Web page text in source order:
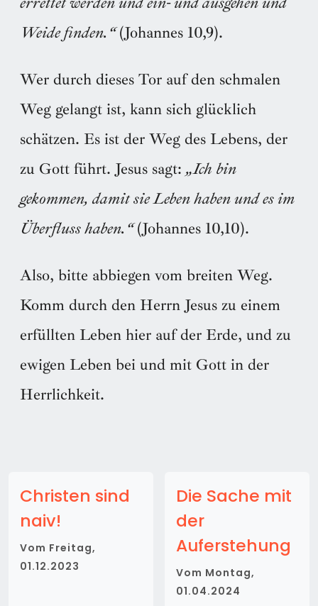
Weide finden.“(Johannes 10,9).
Wer durch dieses Tor auf den schmalen
Weg gelangt ist, kann sich glücklich
schätzen. Es ist der Weg des Lebens, der
zu Gott führt. Jesus sagt: „Ich bin
gekommen, damit sie Leben haben und es im
Überfluss haben.“(Johannes 10,10).
Also, bitte abbiegen vom breiten Weg.
Komm durch den Herrn Jesus zu einem
erfüllten Leben hier auf der Erde, und zu
ewigen Leben bei und mit Gott in der
Herrlichkeit.
Christen sind
naiv!
Vom Freitag,
01.12.2023
Die Sache mit
der
Auferstehung
Vom Montag,
01.04.2024